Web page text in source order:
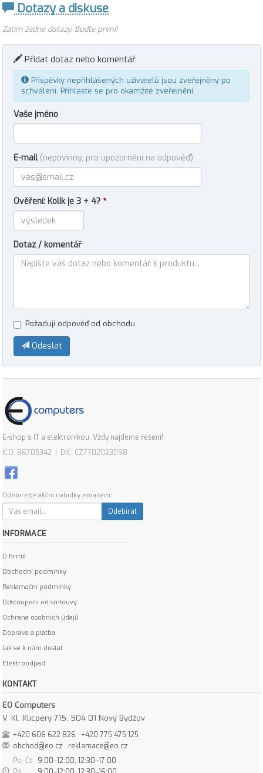
Dotazy a diskuse
Zatím žádné dotazy. Buďte první!
Přidat dotaz nebo komentář
Příspěvky nepřihlášených uživatelů jsou zveřejněny po
schválení. Přihlaste se pro okamžité zveřejnění.
Vaše jméno
E-mail (nepovinný, pro upozornění na odpověď)
Ověření: Kolik je 3 + 4? *
Dotaz / komentář
Požaduji odpověď od obchodu
Odeslat
E-shop s IT a elektronikou. Vždy najdeme řešení!
IČO: 86705342 | DIČ: CZ7702023098
Odebírejte akční nabídky emailem:
Odebírat
INFORMACE
O firmě
Obchodní podmínky
Reklamační podmínky
Odstoupení od smlouvy
Ochrana osobních údajů
Doprava a platba
Jak se k nám dostat
Elektroodpad
KONTAKT
EO Computers
V. Kl. Klicpery 715, 504 01 Nový Bydžov
+420 606 622 826
+420 775 475 125
obchod@eo.cz
reklamace@eo.cz
Po–Čt
9:00–12:00, 12:30–17:00